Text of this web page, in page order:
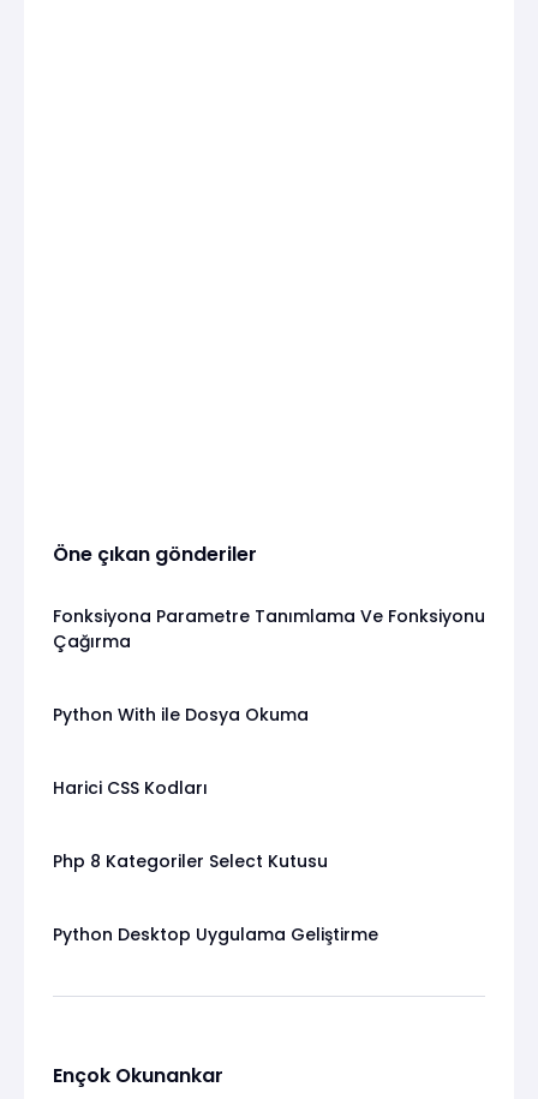
Öne çıkan gönderiler
Fonksiyona Parametre Tanımlama Ve Fonksiyonu
Çağırma
Python With ile Dosya Okuma
Harici CSS Kodları
Php 8 Kategoriler Select Kutusu
Python Desktop Uygulama Geliştirme
Ençok Okunankar